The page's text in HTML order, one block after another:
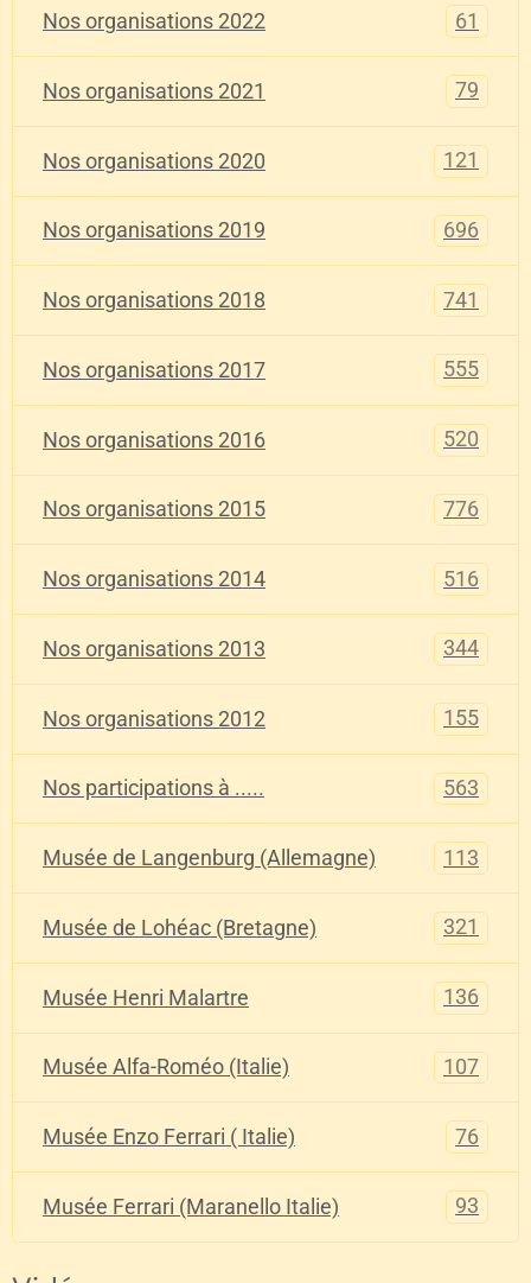
Nos organisations 2022 61
Nos organisations 2021 79
Nos organisations 2020 121
Nos organisations 2019 696
Nos organisations 2018 741
Nos organisations 2017 555
Nos organisations 2016 520
Nos organisations 2015 776
Nos organisations 2014 516
Nos organisations 2013 344
Nos organisations 2012 155
Nos participations à ..... 563
Musée de Langenburg (Allemagne) 113
Musée de Lohéac (Bretagne) 321
Musée Henri Malartre 136
Musée Alfa-Roméo (Italie) 107
Musée Enzo Ferrari ( Italie) 76
Musée Ferrari (Maranello Italie) 93